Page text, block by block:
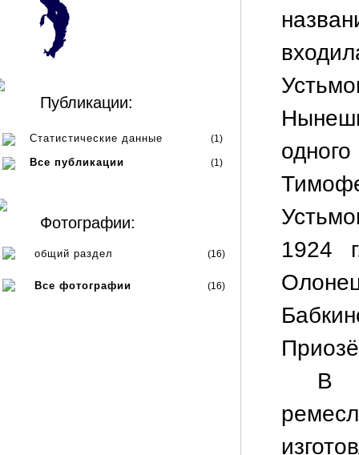
Публикации:
Статистические данные (1)
Все публикации (1)
Фотографии:
общий раздел (16)
Все фотографии (16)
1924
В